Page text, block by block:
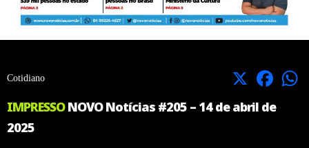
Cotidiano X Facebook
IMPRESSONOVO Notícias #205 – 14 de abril de
2025